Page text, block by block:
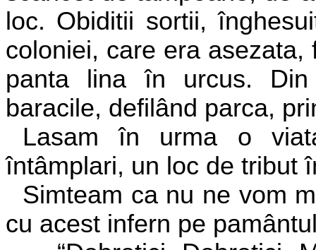
loc. Obiditii sortii,
coloniei, care era
panta lina în urcus. Din
baracile, defilând parca,
Lasam în urma o
întâmplari, un loc de tribut
Simteam ca nu ne vom
cu acest infern pe